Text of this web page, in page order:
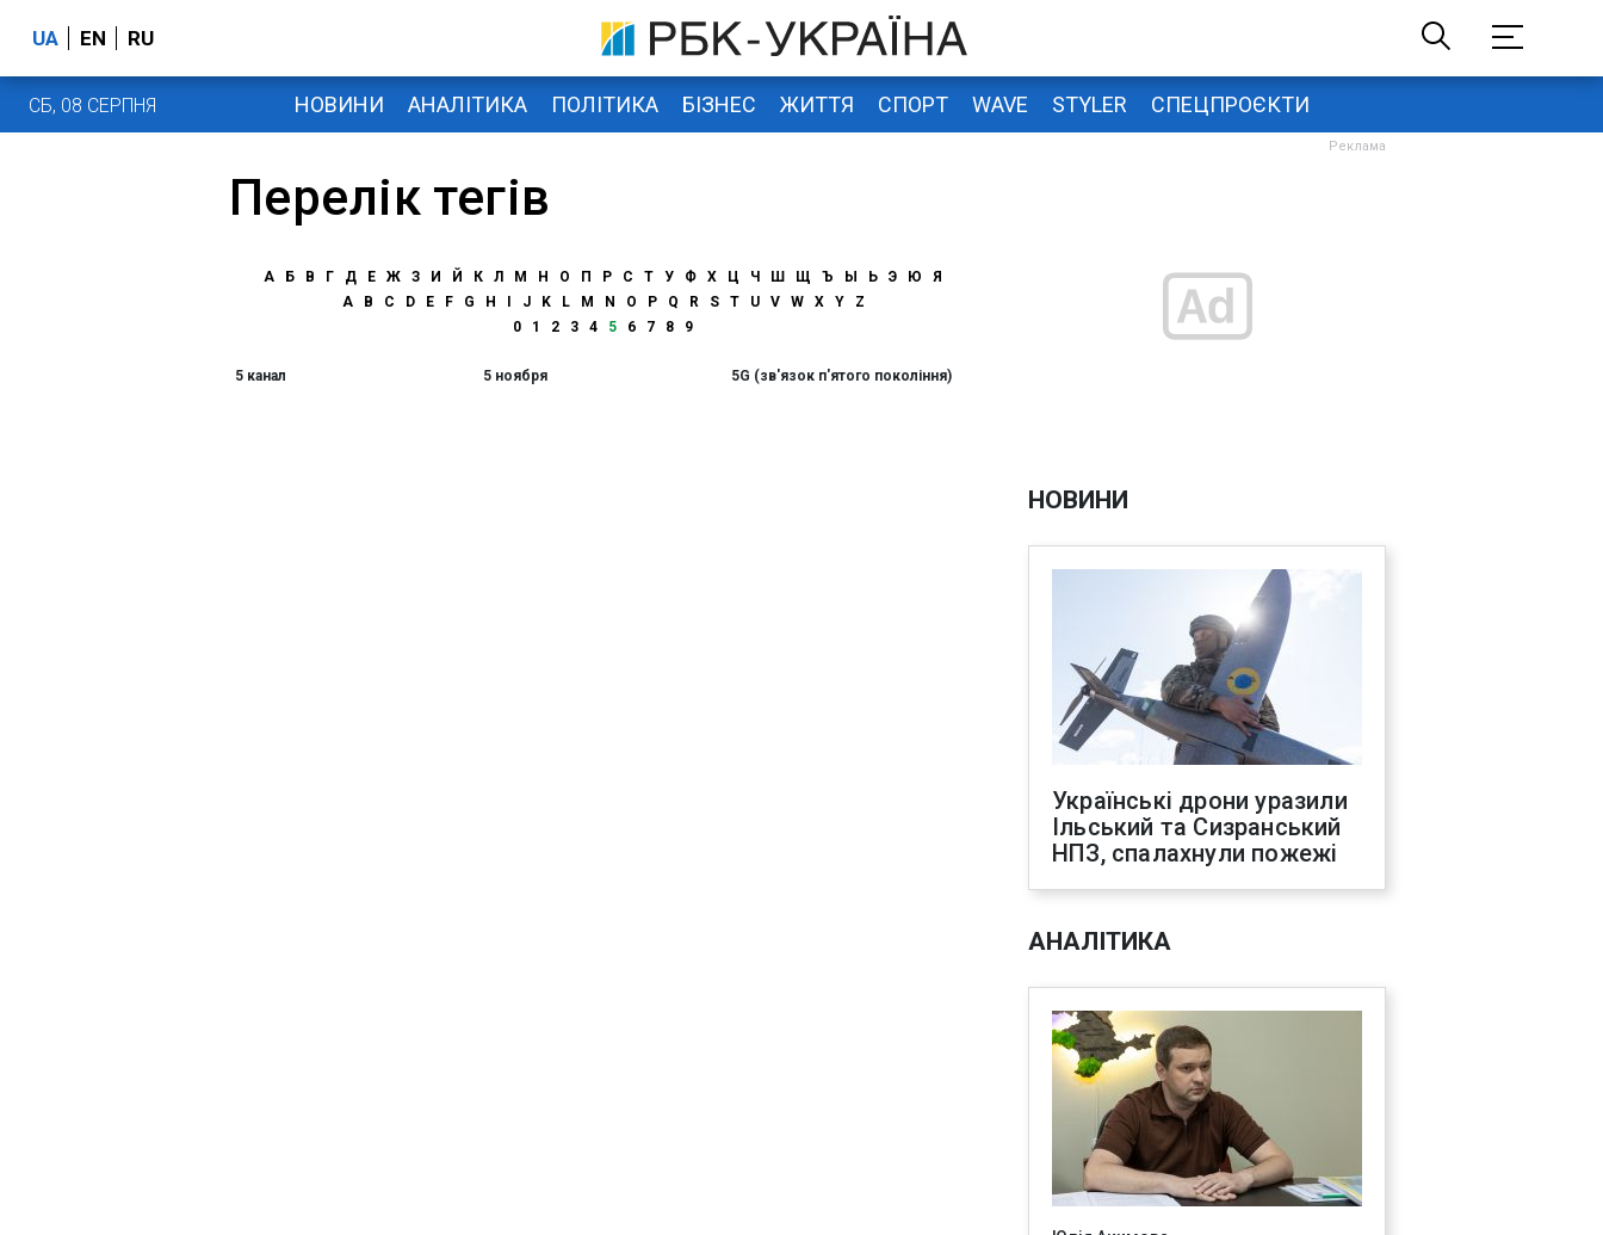
UA EN RU
СБ, 08 СЕРПНЯ НОВИНИ АНАЛІТИКА ПОЛІТИКА БІЗНЕС ЖИТТЯ СПОРТ WAVE STYLER СПЕЦПРОЄКТИ
Перелік тегів
А Б В Г Д Е Ж З И Й К Л М Н О П Р С Т У Ф Х Ц Ч Ш Щ Ъ Ы Ь Э Ю
Я
A
B C D E F G H J K L M N O P Q R S T U V W X Y
Z
0
1 2 3 4 5 6 7 8 9
5 канал 5 ноября 5G (зв'язок п'ятого покоління)
НОВИНИ
Українські дрони уразили
Ільський та Сизранський
НПЗ, спалахнули пожежі
АНАЛІТИКА